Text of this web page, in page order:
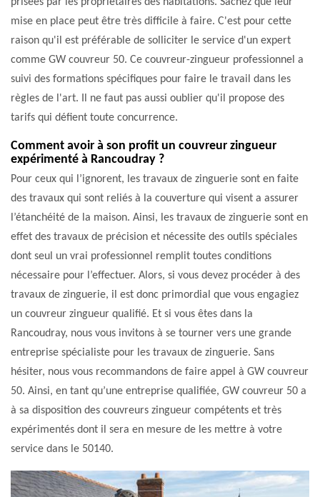
mise en place peut être très difficile à faire. C'est pour cette
raison qu'il est préférable de solliciter le service d'un expert
comme GW couvreur 50. Ce couvreur-zingueur professionnel a
suivi des formations spécifiques pour faire le travail dans les
règles de l'art. Il ne faut pas aussi oublier qu'il propose des
tarifs qui défient toute concurrence.
Comment avoir à son profit un couvreur zingueur
expérimenté à Rancoudray ?
Pour ceux qui l’ignorent, les travaux de zinguerie sont en faite
des travaux qui sont reliés à la couverture qui visent a assurer
l’étanchéité de la maison. Ainsi, les travaux de zinguerie sont en
effet des travaux de précision et nécessite des outils spéciales
dont seul un vrai professionnel remplit toutes conditions
nécessaire pour l’effectuer. Alors, si vous devez procéder à des
travaux de zinguerie, il est donc primordial que vous engagiez
un couvreur zingueur qualifié. Et si vous êtes dans la
Rancoudray, nous vous invitons à se tourner vers une grande
entreprise spécialiste pour les travaux de zinguerie. Sans
hésiter, nous vous recommandons de faire appel à GW couvreur
50. Ainsi, en tant qu’une entreprise qualifiée, GW couvreur 50 a
à sa disposition des couvreurs zingueur compétents et très
expérimentés dont il sera en mesure de les mettre à votre
service dans le 50140.